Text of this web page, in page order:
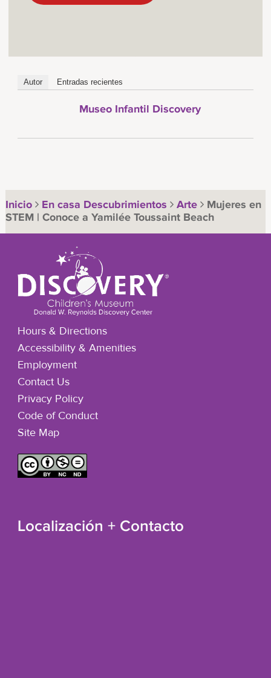
Autor Entradas recientes
Museo Infantil Discovery
Inicio En casa Descubrimientos Arte Mujeres en
STEM | Conoce a Yamilée Toussaint Beach
Hours & Directions
Accessibility & Amenities
Employment
Contact Us
Privacy Policy
Code of Conduct
Site Map
Localización + Contacto